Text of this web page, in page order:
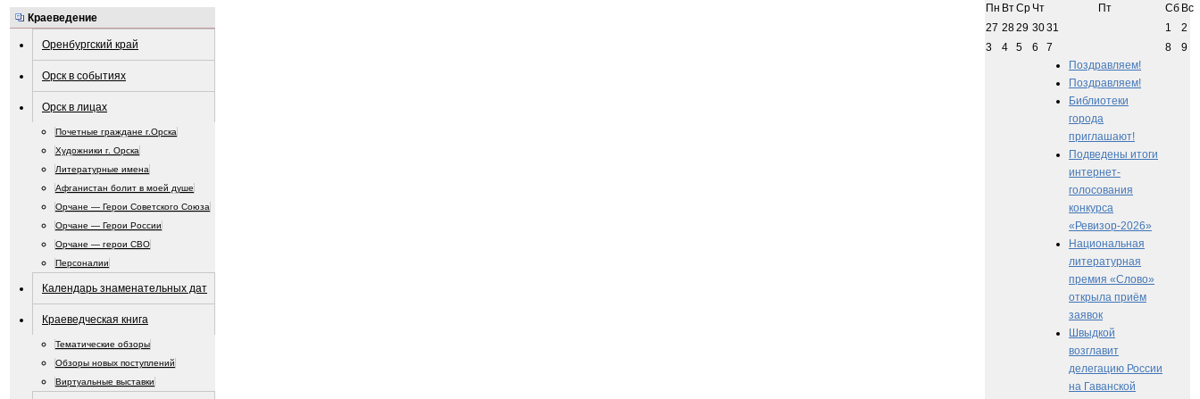
Краеведение
Оренбургский край
Орск в событиях
Орск в лицах
Почетные граждане г.Орска
Художники г. Орска
Литературные имена
Афганистан болит в моей душе
Орчане — Герои Советского Союза
Орчане — Герои России
Орчане — герои СВО
Персоналии
Календарь знаменательных дат
Краеведческая книга
Тематические обзоры
Обзоры новых поступлений
Виртуальные выставки
Пн ВтСр Чт Пт Сб Вс
27 2829 3031 1
2
3
4 5 6
7
Поздравляем!
Поздравляем!
Библиотеки
города
приглашают!
Подведены итоги
интернет-
голосования
конкурса
«Ревизор-2026»
Национальная
литературная
премия «Слово»
открыла приём
заявок
Швыдкой
возглавит
делегацию России
на Гаванской
8 9